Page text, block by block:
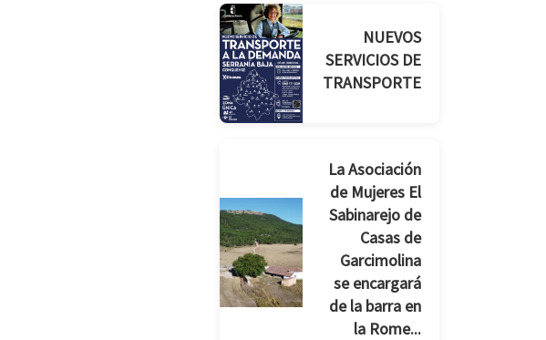
NUEVOS
SERVICIOS DE
TRANSPORTE
La Asociación
de Mujeres El
Sabinarejo de
Casas de
Garcimolina
se encargará
de la barra en
la Rome...